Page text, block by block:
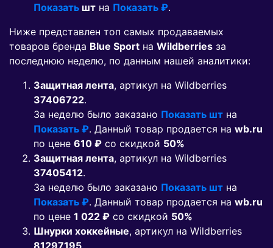
Показать шт на Показать ₽.
Ниже представлен топ самых продаваемых
товаров бренда Blue Sport на Wildberries за
последнюю неделю, по данным нашей аналитики:
Защитная лента, артикул на Wildberries
37406722.
За неделю было заказано Показать шт на
Показать ₽. Данный товар продается на wb.ru
по цене 610 ₽ co скидкой 50%
Защитная лента, артикул на Wildberries
37405412.
За неделю было заказано Показать шт на
Показать ₽. Данный товар продается на wb.ru
по цене 1 022 ₽ co скидкой 50%
Шнурки хоккейные, артикул на Wildberries